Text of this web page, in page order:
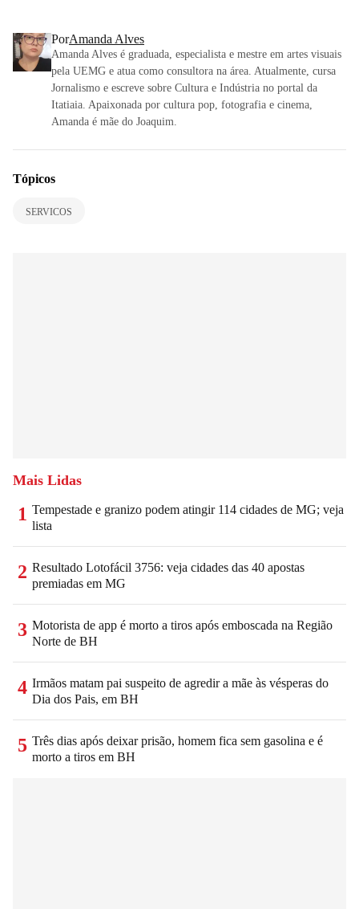
PorAmanda Alves
Amanda Alves é graduada, especialista e mestre em artes visuais
pela UEMG e atua como consultora na área. Atualmente, cursa
Jornalismo e escreve sobre Cultura e Indústria no portal da
Itatiaia. Apaixonada por cultura pop, fotografia e cinema,
Amanda é mãe do Joaquim.
Tópicos
SERVICOS
Mais Lidas
1 Tempestade e granizo podem atingir 114 cidades de MG; veja
lista
2 Resultado Lotofácil 3756: veja cidades das 40 apostas
premiadas em MG
3 Motorista de app é morto a tiros após emboscada na Região
Norte de BH
4 Irmãos matam pai suspeito de agredir a mãe às vésperas do
Dia dos Pais, em BH
5 Três dias após deixar prisão, homem fica sem gasolina e é
morto a tiros em BH